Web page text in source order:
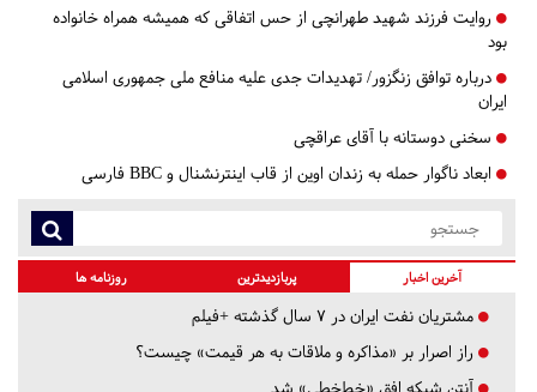
روایت فرزند شهید طهرانچی از حس اتفاقی که همیشه همراه خانواده
بود
درباره توافق زنگزور/ تهدیدات جدی علیه منافع ملی جمهوری اسلامی
ایران
سخنی دوستانه با آقای عراقچی
ابعاد ناگوار حمله به زندان اوین از قاب اینترنشنال و BBC فارسی
آخرین اخبار پربازدیدترین روزنامه ها
مشتریان نفت ایران در ۷ سال گذشته +فیلم
راز اصرار بر «مذاکره و ملاقات به هر قیمت» چیست؟